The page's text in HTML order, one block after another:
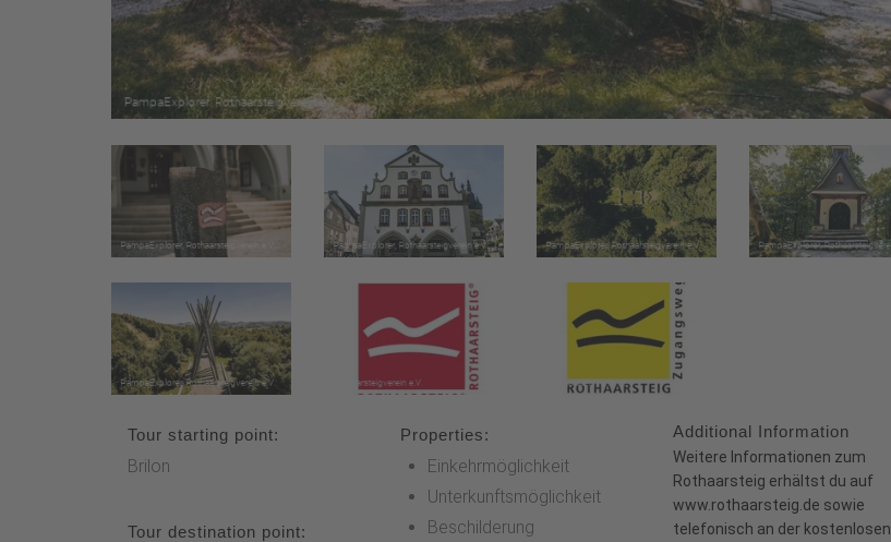
Tour starting point:
Brilon
Tour destination point:
Properties:
Einkehrmöglichkeit
Unterkunftsmöglichkeit
Beschilderung
Additional Information
Weitere Informationen zum
Rothaarsteig erhältst du auf
www.rothaarsteig.de sowie
telefonisch an der kostenlosen